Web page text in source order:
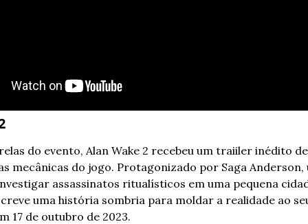
do evento, Alan Wake 2 recebeu um traiiler inédito
mecânicas do jogo. Protagonizado por Saga
assassinatos ritualísticos em uma pequena
uma história sombria para moldar a realidade ao
17 de outubro de 2023.